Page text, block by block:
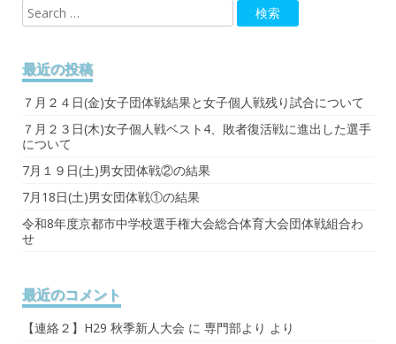
最近の投稿
７月２４日(金)女子団体戦結果と女子個人戦残り試合について
７月２３日(木)女子個人戦ベスト4、敗者復活戦に進出した選手
について
7月１９日(土)男女団体戦②の結果
7月18日(土)男女団体戦①の結果
令和8年度京都市中学校選手権大会総合体育大会団体戦組合わ
せ
最近のコメント
【連絡２】H29 秋季新人大会 に 専門部より より